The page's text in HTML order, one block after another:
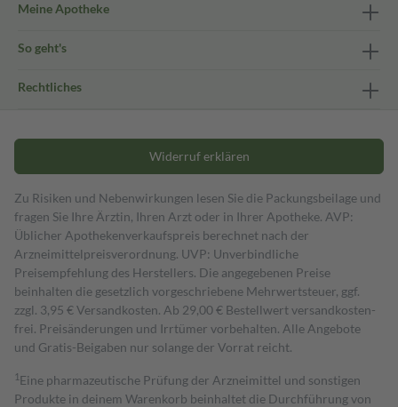
Meine Apotheke
So geht's
Rechtliches
Widerruf erklären
Zu Risiken und Nebenwirkungen lesen Sie die Packungsbeilage und
fragen Sie Ihre Ärztin, Ihren Arzt oder in Ihrer Apotheke. AVP:
Üblicher Apothekenverkaufspreis berechnet nach der
Arzneimittelpreisverordnung. UVP: Unverbindliche
Preisempfehlung des Herstellers. Die angegebenen Preise
beinhalten die gesetzlich vorgeschriebene Mehrwertsteuer, ggf.
zzgl. 3,95 € Versandkosten. Ab 29,00 € Bestell­wert versand­kosten­
frei. Preisänderungen und Irrtümer vorbehalten. Alle Angebote
und Gratis-Beigaben nur solange der Vorrat reicht.
1 Eine pharmazeutische Prüfung der Arzneimittel und sonstigen
Produkte in deinem Warenkorb beinhaltet die Durchführung von